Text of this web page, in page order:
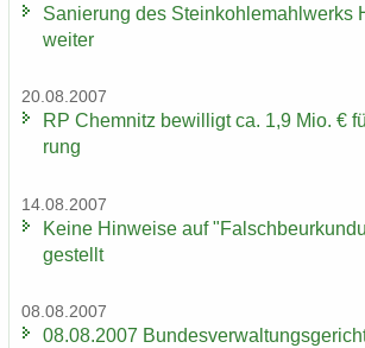
Sa­nie­rung des Stein­koh­le­mahl­werks
wei­ter
20.08.2007
RP Chem­nitz be­wil­ligt ca. 1,9 Mio. €
rung
14.08.2007
Keine Hin­wei­se auf
ge­stellt
08.08.2007
08.08.2007